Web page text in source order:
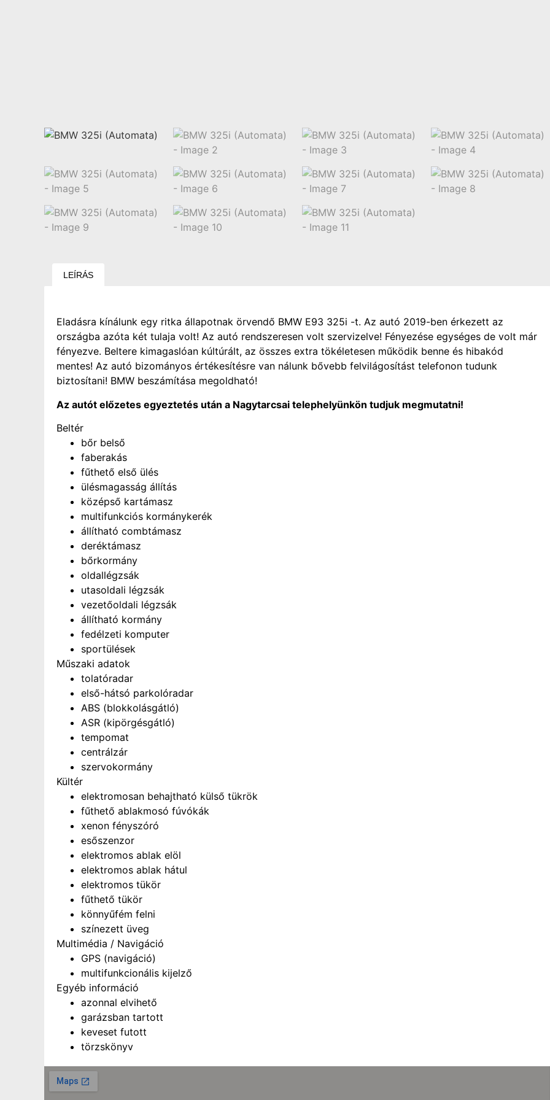
LEÍRÁS
Eladásra kínálunk egy ritka állapotnak örvendő BMW E93 325i -t. Az autó 2019-ben érkezett az
országba azóta két tulaja volt! Az autó rendszeresen volt szervizelve! Fényezése egységes de volt már
fényezve. Beltere kimagaslóan kúltúrált, az összes extra tökéletesen működik benne és hibakód
mentes! Az autó bizományos értékesítésre van nálunk bővebb felvilágosítást telefonon tudunk
biztosítani! BMW beszámítása megoldható!
Az autót előzetes egyeztetés után a Nagytarcsai telephelyünkön tudjuk megmutatni!
Beltér
bőr belső
faberakás
fűthető első ülés
ülésmagasság állítás
középső kartámasz
multifunkciós kormánykerék
állítható combtámasz
deréktámasz
bőrkormány
oldallégzsák
utasoldali légzsák
vezetőoldali légzsák
állítható kormány
fedélzeti komputer
sportülések
Műszaki adatok
tolatóradar
első-hátsó parkolóradar
ABS (blokkolásgátló)
ASR (kipörgésgátló)
tempomat
centrálzár
szervokormány
Kültér
elektromosan behajtható külső tükrök
fűthető ablakmosó fúvókák
xenon fényszóró
esőszenzor
elektromos ablak elöl
elektromos ablak hátul
elektromos tükör
fűthető tükör
könnyűfém felni
színezett üveg
Multimédia / Navigáció
GPS (navigáció)
multifunkcionális kijelző
Egyéb információ
azonnal elvihető
garázsban tartott
keveset futott
törzskönyv